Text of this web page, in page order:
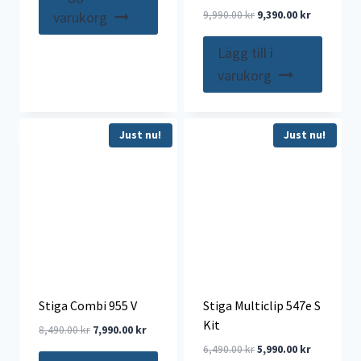
6,990.00 kr.
varukorg
9,990.00kr Det
priset
9,990.00 kr.
9,390.00 krDet
Lägg till i
varukorg
Just nu!
Stiga Combi 955 V
8,490.00kr Det
7,990.00 krDet
Just nu!
Stiga Multiclip 547e S
Kit
6,490.00krDet
5,990.00 krDet